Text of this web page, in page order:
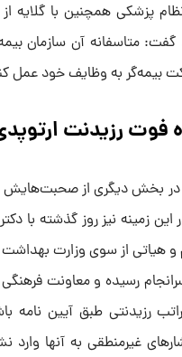
پزشکی همچنین با گلایه
گفت: متاسفانه آن سازمان
بیمه‌گر به وظایف خود
فوت رزیدنت
بخش دیگری از صحبت‌هایش
این زمینه نیز روز گذشته با
و هیاتی از سوی وزارت
رسیده و معاونت
رزیدنتی طبق آیین نامه
غیرمنطقی به آنها وارد